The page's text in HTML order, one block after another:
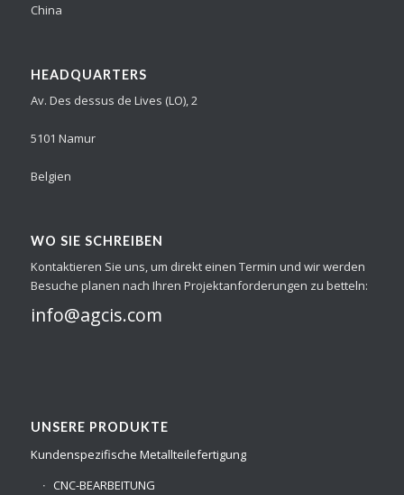
China
HEADQUARTERS
Av. Des dessus de Lives (LO), 2
5101 Namur
Belgien
WO SIE SCHREIBEN
Kontaktieren Sie uns, um direkt einen Termin und wir werden
Besuche planen nach Ihren Projektanforderungen zu betteln:
info@agcis.com
UNSERE PRODUKTE
Kundenspezifische Metallteilefertigung
CNC-BEARBEITUNG